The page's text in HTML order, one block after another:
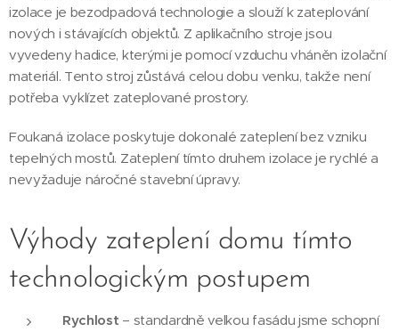
izolace je bezodpadová technologie a slouží k zateplování
nových i stávajících objektů. Z aplikačního stroje jsou
vyvedeny hadice, kterými je pomocí vzduchu vháněn izolační
materiál. Tento stroj zůstává celou dobu venku, takže není
potřeba vyklízet zateplované prostory.
Foukaná izolace poskytuje dokonalé zateplení bez vzniku
tepelných mostů. Zateplení tímto druhem izolace je rychlé a
nevyžaduje náročné stavební úpravy.
Výhody zateplení domu tímto
technologickým postupem
Rychlost – standardně velkou fasádu jsme schopní